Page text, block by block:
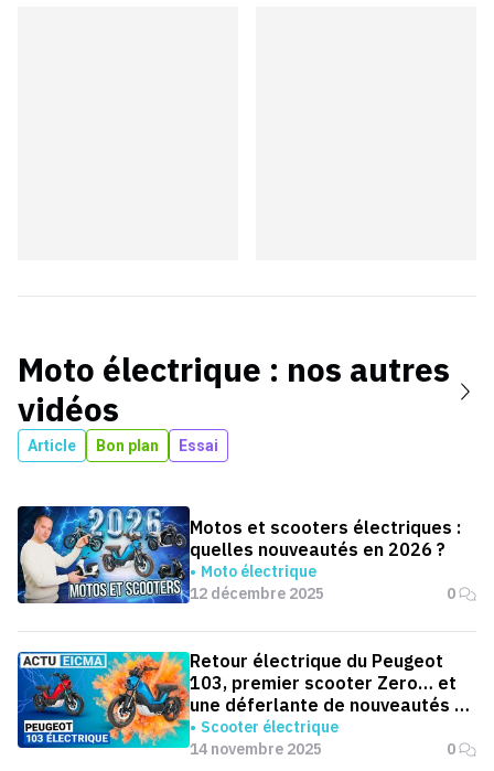
Moto électrique : nos autres
vidéos
Article Bon plan Essai
Motos et scooters électriques :
quelles nouveautés en 2026 ?
Moto électrique
12 décembre 2025
0
Retour électrique du Peugeot
103, premier scooter Zero… et
une déferlante de nouveautés à
EICMA 2025
Scooter électrique
14 novembre 2025
0